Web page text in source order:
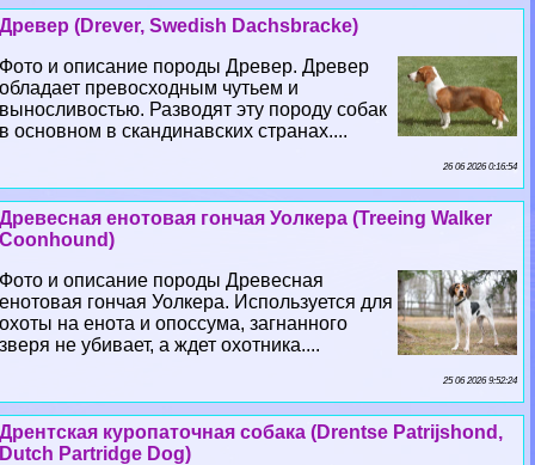
Древер (Drever, Swedish Dachsbracke)
Фото и описание породы Древер. Древер
обладает превосходным чутьем и
выносливостью. Разводят эту породу собак
в основном в скандинавских странах....
26 06 2026 0:16:54
Древесная енотовая гончая Уолкера (Treeing Walker
Coonhound)
Фото и описание породы Древесная
енотовая гончая Уолкера. Используется для
охоты на енота и опоссума, загнанного
зверя не убивает, а ждет охотника....
25 06 2026 9:52:24
Дрентская куропаточная собака (Drentse Patrijshond,
Dutch Partridge Dog)